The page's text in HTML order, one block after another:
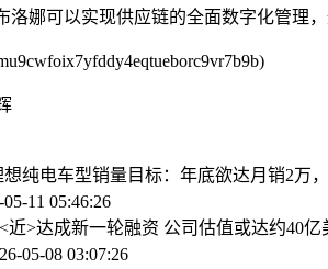
洛娜可以实现供应链的全面数字化管理
纯电车型销量目标：年底欲达月销2万
05-11 05:46:26
近>达成新一轮融资 公司估值或达约40亿
05-08 03:07:26